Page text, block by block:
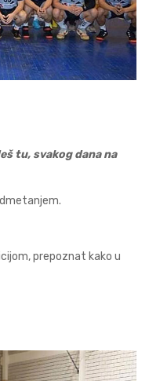
tu, svakog dana na
prepoznat kako u